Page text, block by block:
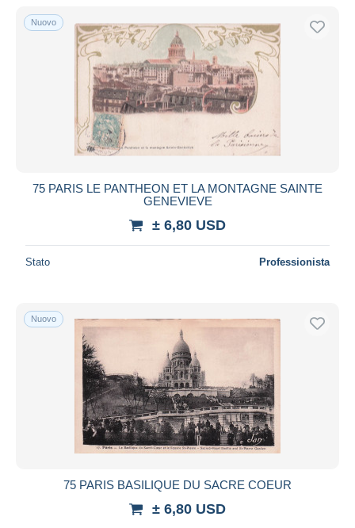
Solo sconto
Spedizione gratuita
Metodi di pagamento
PayPal
Bonifico bancario
Visa
Mastercard
iDeal
Residenza del venditore
Aggiorna
Nuovo
75 PARIS LE PANTHEON ET LA MONTAGNE SAINTE
GENEVIEVE
± 6,80 USD
Stato Professionista
Nuovo
75 PARIS BASILIQUE DU SACRE COEUR
± 6,80 USD